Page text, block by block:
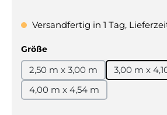
Versandfertig in 1 Tag,
Größeauswählen
2,50 m x 3,00 m
3,00 m x
4,00 m x 4,54 m